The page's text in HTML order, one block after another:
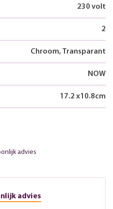
230 volt
2
Chroom, Transparant
NOW
17.2 x10.8cm
advies
advies